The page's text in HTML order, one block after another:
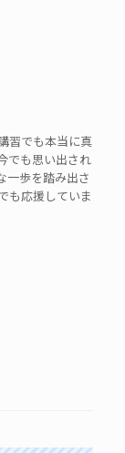
習でも本当に真
でも思い出され
一歩を踏み出さ
も応援していま